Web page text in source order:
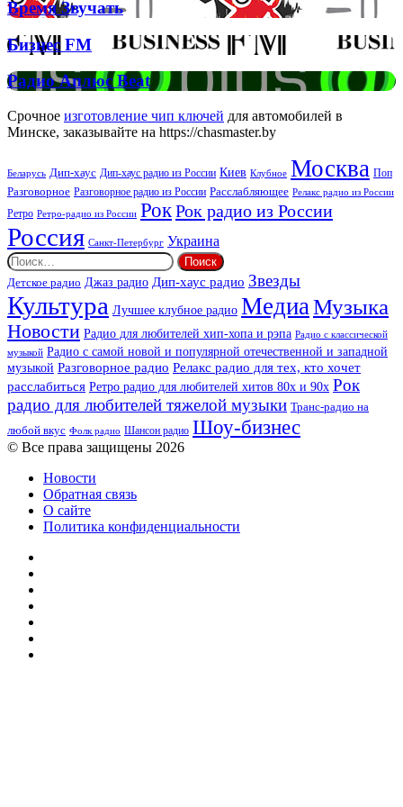
Спірс
Время
Звучать
Время Звучать
Бизнес
Бизнес FM
Радио
Аплюс
Beat
Радио Аплюс Beat
Срочное изготовление чип ключей для автомобилей в
Минске, заказывайте на https://chasmaster.by
Беларусь Дип-хаус Дип-хаус радио из России Киев Клубное Москва Поп
Разговорное Разговорное радио из России Расслабляющее Релакс радио из России
Ретро Ретро-радио из России РокРок радио из России
Россия Санкт-Петербург Украина
Найти:
Детское радио Джаз радио Дип-хаус радио Звезды
Культура Лучшее клубное радио МедиаМузыка
Новости Радио для любителей хип-хопа и рэпа Радио с классической
музыкой Радио с самой новой и популярной отечественной и западной
музыкой Разговорное радио Релакс радио для тех, кто хочет
расслабиться Ретро радио для любителей хитов 80х и 90х Рок
радио для любителей тяжелой музыки Транс-радио на
любой вкус Фолк радио Шансон радио Шоу-бизнес
© Все права защищены 2026
Новости
Обратная связь
О сайте
Политика конфиденциальности